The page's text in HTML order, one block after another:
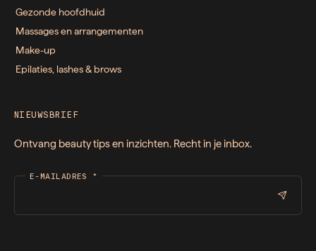
Gezonde hoofdhuid
Massages en arrangementen
Make-up
Epilaties, lashes & brows
NIEUWSBRIEF
Ontvang beauty tips en inzichten. Recht in je inbox.
E-MAILADRES *